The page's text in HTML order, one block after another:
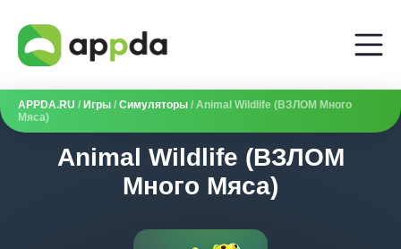
APPDA.RU / Игры / Симуляторы / Animal Wildlife (ВЗЛОМ Много
Мяса)
Animal Wildlife (ВЗЛОМ
Много Мяса)